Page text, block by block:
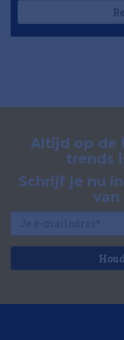
Altijd op de
trends
Schrijf je nu
van